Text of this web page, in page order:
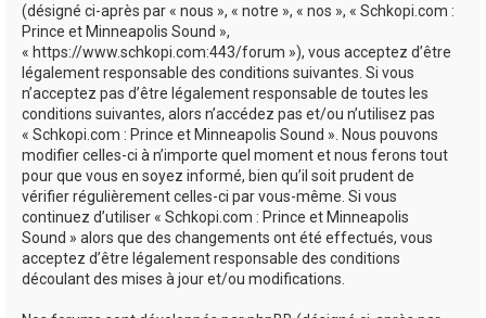
(désigné ci-après par « nous », « notre », « nos », « Schkopi.com :
Prince et Minneapolis Sound »,
« https://www.schkopi.com:443/forum »), vous acceptez d’être
légalement responsable des conditions suivantes. Si vous
n’acceptez pas d’être légalement responsable de toutes les
conditions suivantes, alors n’accédez pas et/ou n’utilisez pas
« Schkopi.com : Prince et Minneapolis Sound ». Nous pouvons
modifier celles-ci à n’importe quel moment et nous ferons tout
pour que vous en soyez informé, bien qu’il soit prudent de
vérifier régulièrement celles-ci par vous-même. Si vous
continuez d’utiliser « Schkopi.com : Prince et Minneapolis
Sound » alors que des changements ont été effectués, vous
acceptez d’être légalement responsable des conditions
découlant des mises à jour et/ou modifications.